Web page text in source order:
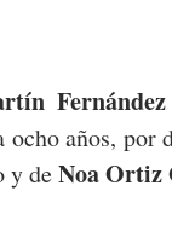
ocho años, por
y deNoa Ortiz